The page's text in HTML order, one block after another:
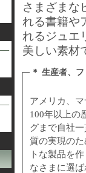
さまざまな
れる書籍や
れるジュエ
美しい素材
＊ 生産者、
アメリカ、
100年以上の
グまで自社
質の実現の
トな製品を
なさまに選